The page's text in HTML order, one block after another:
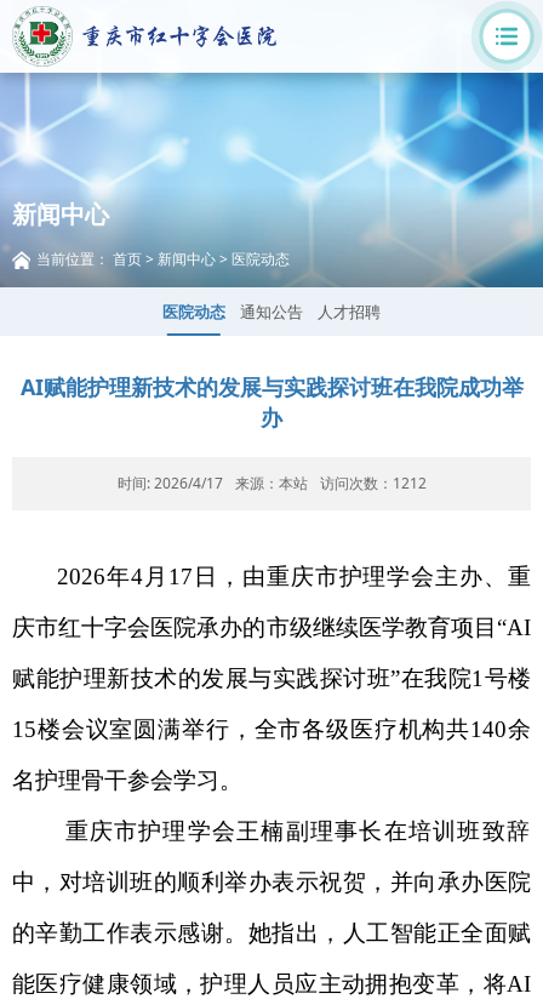
新闻中心
当前位置： 首页>新闻中心>医院动态
医院动态 通知公告 人才招聘
AI赋能护理新技术的发展与实践探讨班在我院成功举
办
时间: 2026/4/17 来源：本站 访问次数： 1212
2026年4月 17 日，由重庆市护理学会主办、重
庆市红十字会医院承办的市级继续医学教育项目 “AI
赋能护理新技术的发展与实践探讨班”在我院1号楼
15楼会议室圆满举行，全市各级医疗机构共140余
名护理骨干参会学习。
重庆市护理学会王楠副理事长在培训班致辞
中，对培训班的顺利举办表示祝贺，并向承办医院
的辛勤工作表示感谢。她指出，人工智能正全面赋
能医疗健康领域，护理人员应主动拥抱变革，将AI